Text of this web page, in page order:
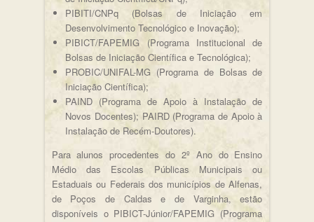
PIBITI/CNPq (Bolsas de Iniciação em
Desenvolvimento Tecnológico e Inovação);
PIBICT/FAPEMIG (Programa Institucional de
Bolsas de Iniciação Científica e Tecnológica);
PROBIC/UNIFAL-MG (Programa de Bolsas de
Iniciação Científica);
PAIND (Programa de Apoio à Instalação de
Novos Docentes); PAIRD (Programa de Apoio à
Instalação de Recém-Doutores).
Para alunos procedentes do 2º Ano do Ensino
Médio das Escolas Públicas Municipais ou
Estaduais ou Federais dos municípios de Alfenas,
de Poços de Caldas e de Varginha, estão
disponíveis o PIBICT-Júnior/FAPEMIG (Programa